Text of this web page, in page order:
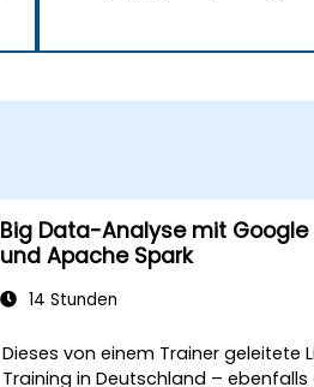
Big Data-Analyse mit Google
und Apache Spark
14 Stunden
Dieses von einem Trainer geleitete
Training in Deutschland – ebenfalls